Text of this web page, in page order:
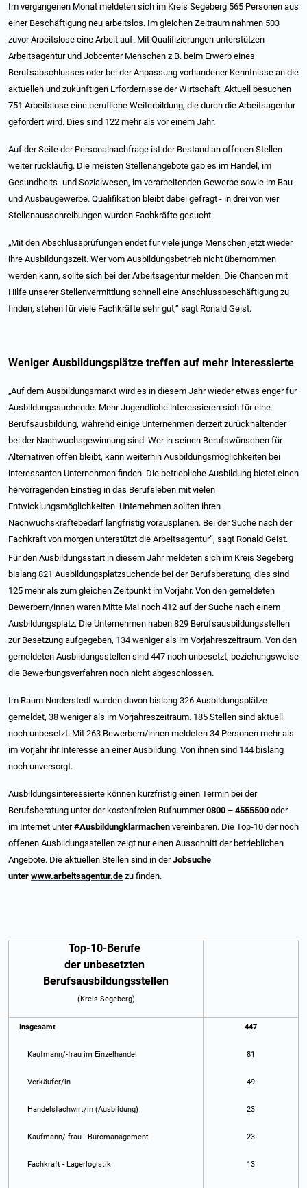
Im vergangenen Monat meldeten sich im Kreis Segeberg 565 Personen aus
einer Beschäftigung neu arbeitslos. Im gleichen Zeitraum nahmen 503
zuvor Arbeitslose eine Arbeit auf. Mit Qualifizierungen unterstützen
Arbeitsagentur und Jobcenter Menschen z.B. beim Erwerb eines
Berufsabschlusses oder bei der Anpassung vorhandener Kenntnisse an die
aktuellen und zukünftigen Erfordernisse der Wirtschaft. Aktuell besuchen
751 Arbeitslose eine berufliche Weiterbildung, die durch die Arbeitsagentur
gefördert wird. Dies sind 122 mehr als vor einem Jahr.
Auf der Seite der Personalnachfrage ist der Bestand an offenen Stellen
weiter rückläufig. Die meisten Stellenangebote gab es im Handel, im
Gesundheits- und Sozialwesen, im verarbeitenden Gewerbe sowie im Bau-
und Ausbaugewerbe. Qualifikation bleibt dabei gefragt - in drei von vier
Stellenausschreibungen wurden Fachkräfte gesucht.
„Mit den Abschlussprüfungen endet für viele junge Menschen jetzt wieder
ihre Ausbildungszeit. Wer vom Ausbildungsbetrieb nicht übernommen
werden kann, sollte sich bei der Arbeitsagentur melden. Die Chancen mit
Hilfe unserer Stellenvermittlung schnell eine Anschlussbeschäftigung zu
finden, stehen für viele Fachkräfte sehr gut,“ sagt Ronald Geist.
Weniger Ausbildungsplätze treffen auf mehr Interessierte
„Auf dem Ausbildungsmarkt wird es in diesem Jahr wieder etwas enger für
Ausbildungssuchende. Mehr Jugendliche interessieren sich für eine
Berufsausbildung, während einige Unternehmen derzeit zurückhaltender
bei der Nachwuchsgewinnung sind. Wer in seinen Berufswünschen für
Alternativen offen bleibt, kann weiterhin Ausbildungsmöglichkeiten bei
interessanten Unternehmen finden. Die betriebliche Ausbildung bietet einen
hervorragenden Einstieg in das Berufsleben mit vielen
Entwicklungsmöglichkeiten. Unternehmen sollten ihren
Nachwuchskräftebedarf langfristig vorausplanen. Bei der Suche nach der
Fachkraft von morgen unterstützt die Arbeitsagentur“, sagt Ronald Geist.
Für den Ausbildungsstart in diesem Jahr meldeten sich im Kreis Segeberg
bislang 821 Ausbildungsplatzsuchende bei der Berufsberatung, dies sind
125 mehr als zum gleichen Zeitpunkt im Vorjahr. Von den gemeldeten
Bewerbern/innen waren Mitte Mai noch 412 auf der Suche nach einem
Ausbildungsplatz. Die Unternehmen haben 829 Berufsausbildungsstellen
zur Besetzung aufgegeben, 134 weniger als im Vorjahreszeitraum. Von den
gemeldeten Ausbildungsstellen sind 447 noch unbesetzt, beziehungsweise
die Bewerbungsverfahren noch nicht abgeschlossen.
Im Raum Norderstedt wurden davon bislang 326 Ausbildungsplätze
gemeldet, 38 weniger als im Vorjahreszeitraum. 185 Stellen sind aktuell
noch unbesetzt. Mit 263 Bewerbern/innen meldeten 34 Personen mehr als
im Vorjahr ihr Interesse an einer Ausbildung. Von ihnen sind 144 bislang
noch unversorgt.
Ausbildungsinteressierte können kurzfristig einen Termin bei der
Berufsberatung unter der kostenfreien Rufnummer0800 – 4555500 oder
im Internet unter#Ausbildungklarmachen vereinbaren. Die Top-10 der noch
offenen Ausbildungsstellen zeigt nur einen Ausschnitt der betrieblichen
Angebote. Die aktuellen Stellen sind in derJobsuche
unter www.arbeitsagentur.de zu finden.
Top-10-Berufe
der unbesetzten
Berufsausbildungsstellen
(Kreis Segeberg)
Insgesamt 447
Kaufmann/-frau im Einzelhandel 81
Verkäufer/in 49
Handelsfachwirt/in (Ausbildung) 23
Kaufmann/-frau - Büromanagement 23
Fachkraft - Lagerlogistik 13